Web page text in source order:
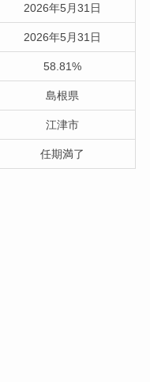
2026年5月31日
2026年5月31日
58.81%
島根県
江津市
任期満了